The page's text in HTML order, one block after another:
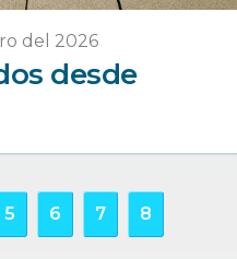
del 2026
desde
5 6 7 8